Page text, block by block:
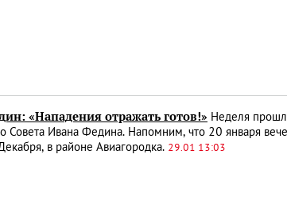
«Нападения отражать готов!» Неделя
Совета Ивана Федина. Напомним, что 20 января
в районе Авиагородка. 29.01 13:03